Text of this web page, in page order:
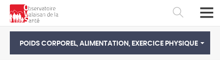
POIDS CORPOREL, ALIMENTATION, EXERCICE PHYSIQUE